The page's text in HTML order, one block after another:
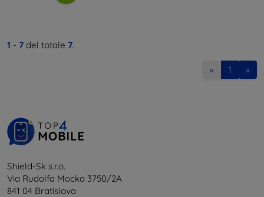
1 - 7 del totale 7.
« 1 »
Shield-Sk s.r.o.
Via Rudolfa Mocka 3750/2A
841 04 Bratislava